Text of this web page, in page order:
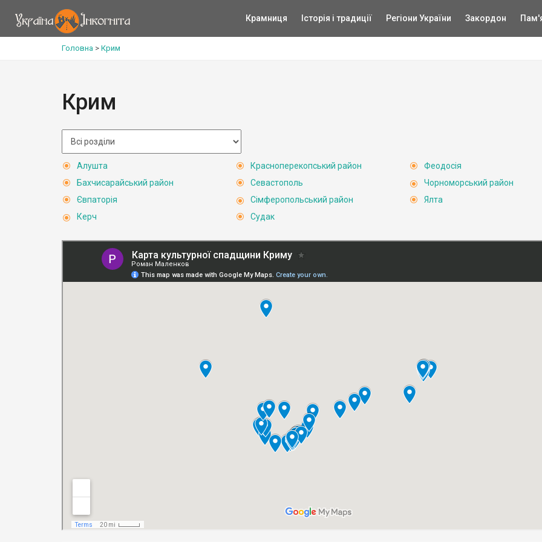
Крамниця Історія і традиції Регіони України Закордон
Головна > Крим
Крим
Алушта
Бахчисарайський район
Євпаторія
Керч
Красноперекопський район
Севастополь
Сімферопольський район
Судак
Феодосія
Чорноморський район
Ялта